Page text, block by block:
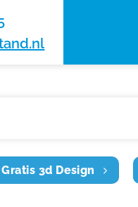
Gratis 3d Design